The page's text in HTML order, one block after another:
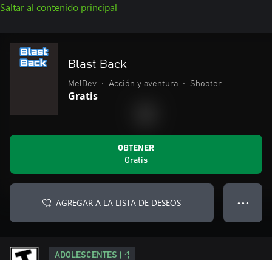
Saltar al contenido principal
Blast Back
MelDev • Acción y aventura • Shooter
Gratis
OBTENER
Gratis
AGREGAR A LA LISTA DE DESEOS ● ● ●
ADOLESCENTES